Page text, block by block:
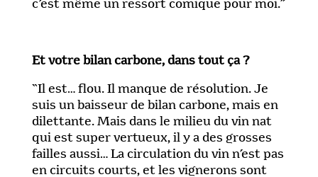
c’est même un ressort comique pour moi.”
Et votre bilan carbone, dans tout ça ?
“Il est… flou. Il manque de résolution. Je
suis un baisseur de bilan carbone, mais en
dilettante. Mais dans le milieu du vin nat
qui est super vertueux, il y a des grosses
failles aussi… La circulation du vin n’est pas
en circuits courts, et les vignerons sont